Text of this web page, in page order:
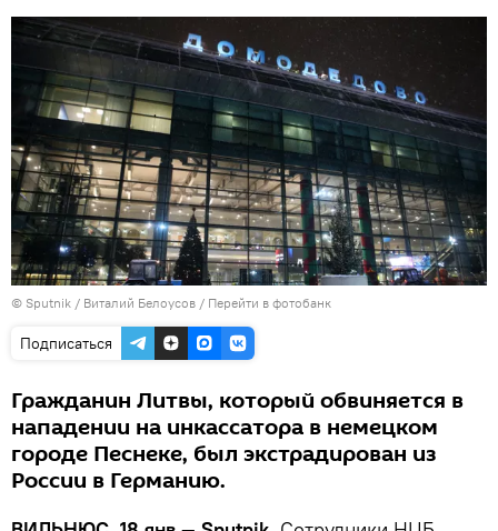
© Sputnik / Виталий Белоусов / Перейти в фотобанк
Подписаться
Гражданин Литвы, который обвиняется в
нападении на инкассатора в немецком
городе Песнеке, был экстрадирован из
России в Германию.